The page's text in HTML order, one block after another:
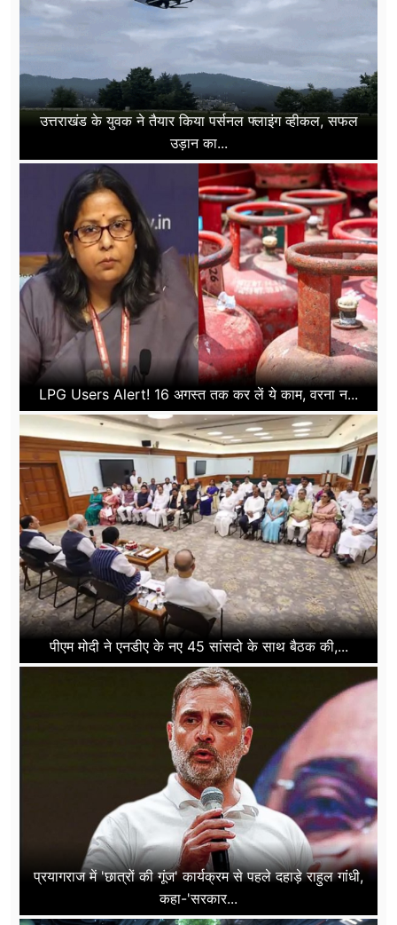
उत्तराखंड के युवक ने तैयार किया पर्सनल फ्लाइंग व्हीकल, सफल
उड़ान का...
LPG Users Alert! 16 अगस्त तक कर लें ये काम, वरना न...
पीएम मोदी ने एनडीए के नए 45 सांसदो के साथ बैठक की,...
प्रयागराज में 'छात्रों की गूंज' कार्यक्रम से पहले दहाड़े राहुल गांधी,
कहा-'सरकार...